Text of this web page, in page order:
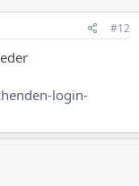
#12
login-